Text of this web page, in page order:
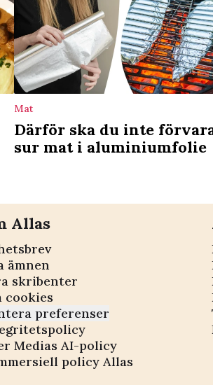
Mat
Därför ska du inte
sur mat i aluminiumfolie
Allas
ämnen
skribenter
cookies
preferenser
Medias AI-policy
policy Allas